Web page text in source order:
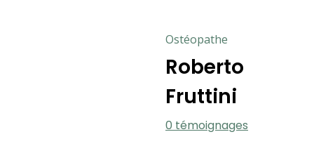
Ostéopathe
Roberto
Fruttini
0 témoignages